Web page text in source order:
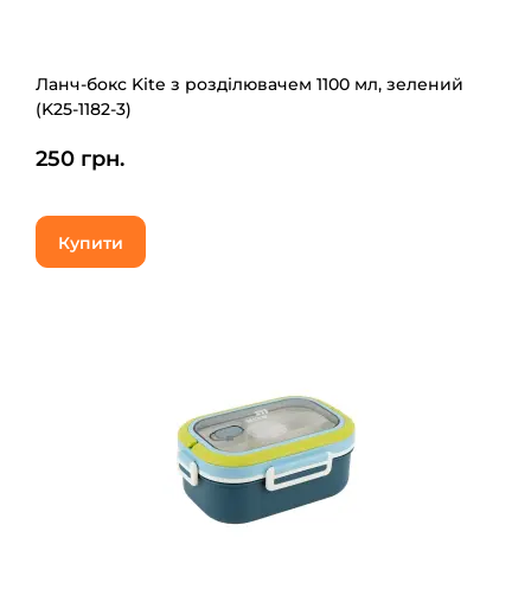
Ланч-бокс Kite з розділювачем 1100 мл, зелений
(K25-1182-3)
250 грн.
Купити